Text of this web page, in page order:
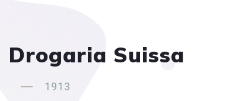
Drogaria Suissa
1913